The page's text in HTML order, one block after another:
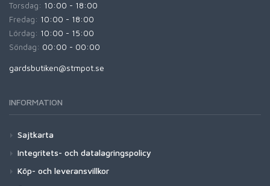
Torsdag: 10:00 - 18:00
Fredag: 10:00 - 18:00
Lördag: 10:00 - 15:00
Söndag: 00:00 - 00:00
gardsbutiken@stmpot.se
INFORMATION
Sajtkarta
Integritets- och datalagringspolicy
Köp- och leveransvillkor